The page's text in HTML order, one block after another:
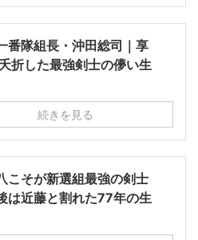
番隊組長・沖田総司｜享
折した最強剣士の儚い生
続きを見る
こそが新選組最強の剣士
は近藤と割れた77年の生